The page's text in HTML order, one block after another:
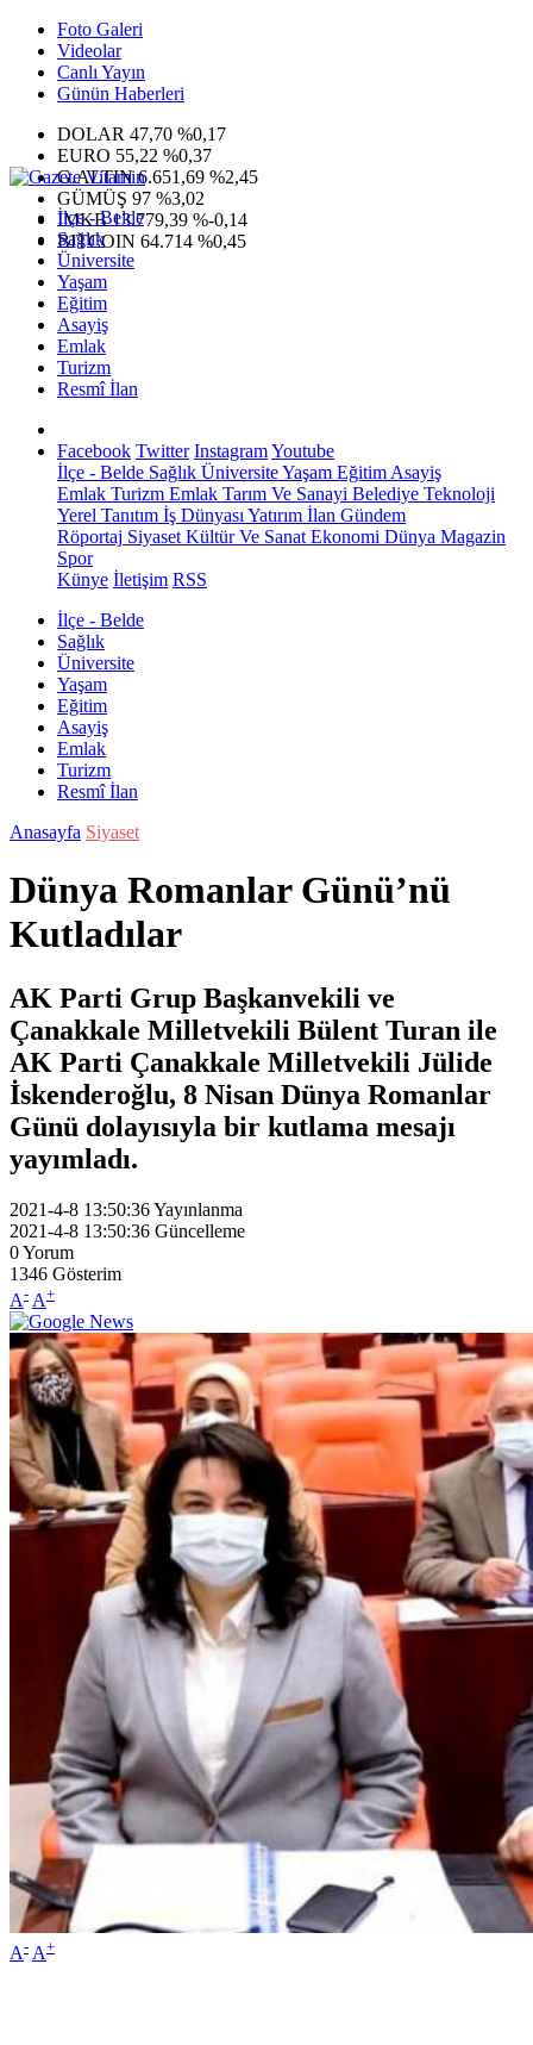
Foto Galeri
Videolar
Canlı Yayın
Günün Haberleri
DOLAR 47,70 %0,17
EURO 55,22 %0,37
G.ALTIN6.651,69 %2,45
GÜMÜŞ 97 %3,02
IMKB13.779,39 %-0,14
BITCOIN 64.714 %0,45
İlçe - Belde
Sağlık
Üniversite
Yaşam
Eğitim
Asayiş
Emlak
Turizm
Resmî İlan
Facebook Twitter InstagramYoutube
İlçe - Belde Sağlık ÜniversiteYaşam Eğitim Asayiş
Emlak Turizm Emlak Tarım Ve Sanayi Belediye Teknoloji
Yerel Tanıtım İş Dünyası Yatırım İlan Gündem
Röportaj Siyaset Kültür Ve Sanat Ekonomi Dünya Magazin
Spor
Künye İletişim RSS
İlçe - Belde
Sağlık
Üniversite
Yaşam
Eğitim
Asayiş
Emlak
Turizm
Resmî İlan
Anasayfa Siyaset
Dünya Romanlar Günü’nü
Kutladılar
AK Parti Grup Başkanvekili ve
Çanakkale Milletvekili Bülent Turan ile
AK Parti Çanakkale Milletvekili Jülide
İskenderoğlu, 8 Nisan Dünya Romanlar
Günü dolayısıyla bir kutlama mesajı
yayımladı.
2021-4-8 13:50:36Yayınlanma
2021-4-8 13:50:36 Güncelleme
0Yorum
1346 Gösterim
A- A+
A- A+